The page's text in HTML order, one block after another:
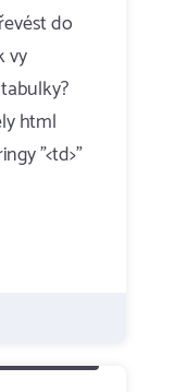
do
vy
html
"<td>"